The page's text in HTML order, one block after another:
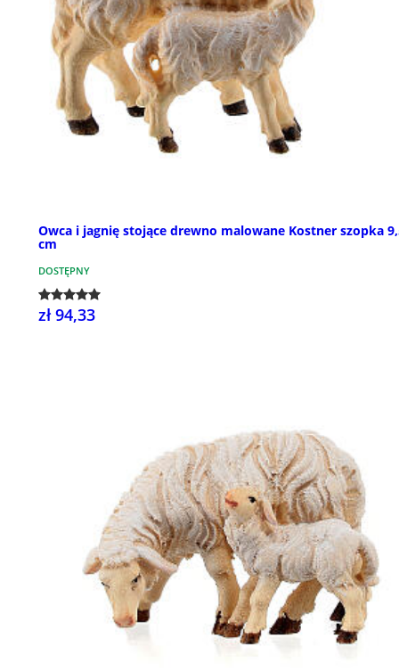
Owca i jagnię stojące drewno malowane Kostner szopka
cm
DOSTĘPNY
zł 94,33